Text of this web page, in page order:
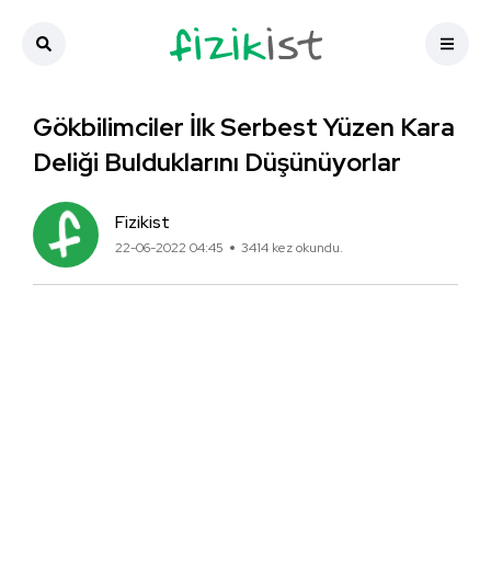
Gökbilimciler İlk Serbest Yüzen Kara
Deliği Bulduklarını Düşünüyorlar
Fizikist
22-06-2022 04:45 3414 kez okundu.